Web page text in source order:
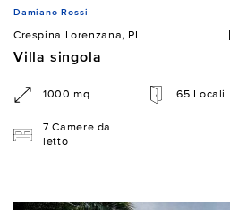
Damiano Rossi
Crespina Lorenzana, PI
Villa singola
1000 mq 65 Locali
7 Camere da
letto